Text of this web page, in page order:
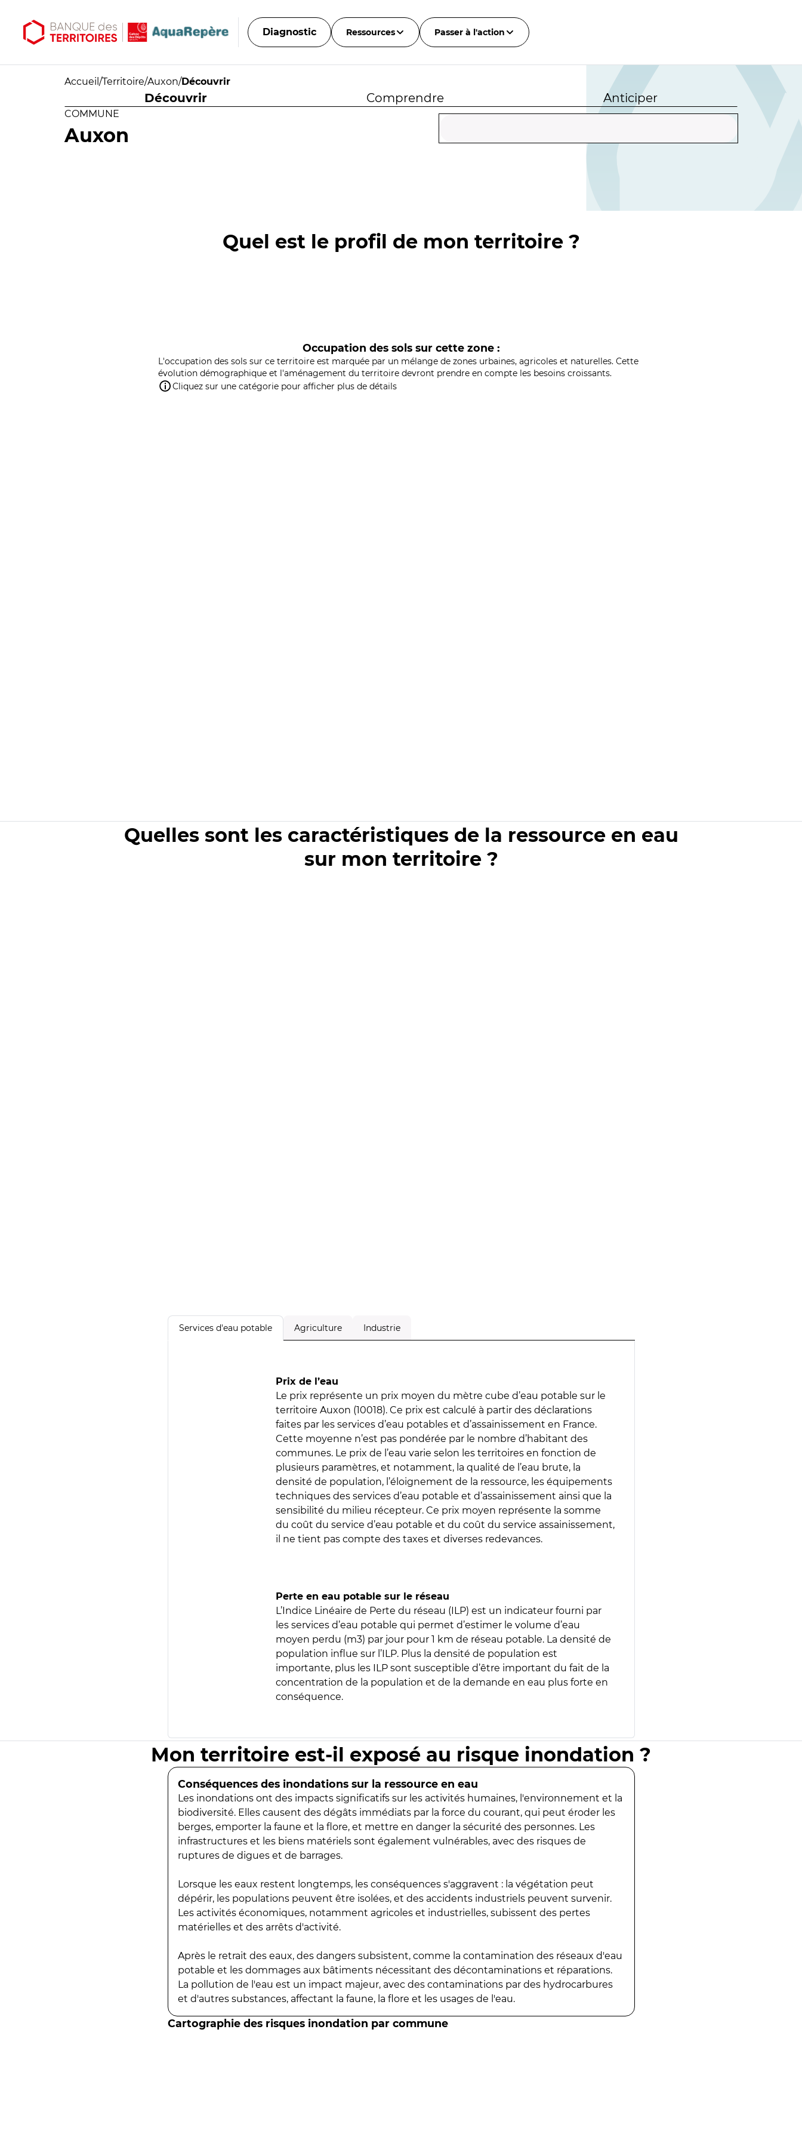
Diagnostic Ressources Passer à l'action
Accueil /Territoire/Auxon/Découvrir
Découvrir Comprendre Anticiper
COMMUNE
Auxon
Quel est le profil de mon territoire ?
Occupation des sols sur cette zone :
L'occupation des sols sur ce territoire est marquée par un mélange de zones urbaines, agricoles et naturelles. Cette
évolution démographique et l'aménagement du territoire devront prendre en compte les besoins croissants.
Cliquez sur une catégorie pour afficher plus de détails
Quelles sont les caractéristiques de la ressource en eau
sur mon territoire ?
Services d'eau potable Agriculture Industrie
Prix de l’eau
Le prix représente un prix moyen du mètre cube d’eau potable sur le
territoire Auxon (10018). Ce prix est calculé à partir des déclarations
faites par les services d’eau potables et d’assainissement en France.
Cette moyenne n’est pas pondérée par le nombre d’habitant des
communes. Le prix de l’eau varie selon les territoires en fonction de
plusieurs paramètres, et notamment, la qualité de l’eau brute, la
densité de population, l’éloignement de la ressource, les équipements
techniques des services d’eau potable et d’assainissement ainsi que la
sensibilité du milieu récepteur. Ce prix moyen représente la somme
du coût du service d’eau potable et du coût du service assainissement,
il ne tient pas compte des taxes et diverses redevances.
Perte en eau potable sur le réseau
L’Indice Linéaire de Perte du réseau (ILP) est un indicateur fourni par
les services d’eau potable qui permet d’estimer le volume d’eau
moyen perdu (m3) par jour pour 1 km de réseau potable. La densité de
population influe sur l’ILP. Plus la densité de population est
importante, plus les ILP sont susceptible d’être important du fait de la
concentration de la population et de la demande en eau plus forte en
conséquence.
Mon territoire est-il exposé au risque inondation ?
Conséquences des inondations sur la ressource en eau
Les inondations ont des impacts significatifs sur les activités humaines, l'environnement et la
biodiversité. Elles causent des dégâts immédiats par la force du courant, qui peut éroder les
berges, emporter la faune et la flore, et mettre en danger la sécurité des personnes. Les
infrastructures et les biens matériels sont également vulnérables, avec des risques de
ruptures de digues et de barrages.
Lorsque les eaux restent longtemps, les conséquences s'aggravent : la végétation peut
dépérir, les populations peuvent être isolées, et des accidents industriels peuvent survenir.
Les activités économiques, notamment agricoles et industrielles, subissent des pertes
matérielles et des arrêts d'activité.
Après le retrait des eaux, des dangers subsistent, comme la contamination des réseaux d'eau
potable et les dommages aux bâtiments nécessitant des décontaminations et réparations.
La pollution de l'eau est un impact majeur, avec des contaminations par des hydrocarbures
et d'autres substances, affectant la faune, la flore et les usages de l'eau.
Cartographie des risques inondation par commune